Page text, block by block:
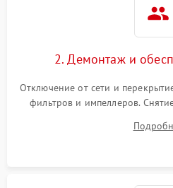
2. Демонтаж и
Отключение от сети и
фильтров и импеллеров.
циркуляционному насосу,